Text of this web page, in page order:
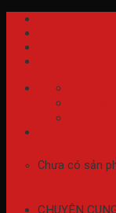
Skip
content
Chưa có sản